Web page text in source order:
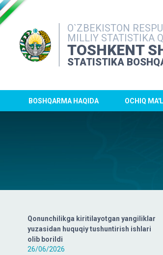
O`ZBEKISTON
MILLIY STATISTIKA
TOSHKENT
STATISTIKA
BOSHQARMA HAQIDA OCHIQ
Qonunchilikga kiritilayotgan yangiliklar
yuzasidan huquqiy tushuntirish ishlari
olib borildi
26/06/2026